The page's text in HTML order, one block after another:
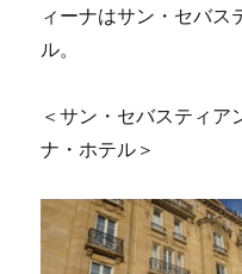
ィーナはサン・セバス
ル。
＜サン・セバスティア
ナ・ホテル＞